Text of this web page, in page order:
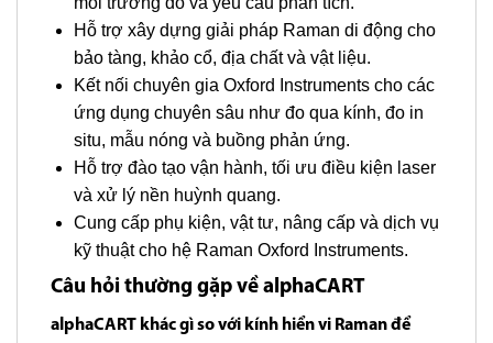
Hỗ trợ xây dựng giải pháp Raman di động cho
bảo tàng, khảo cổ, địa chất và vật liệu.
Kết nối chuyên gia Oxford Instruments cho các
ứng dụng chuyên sâu như đo qua kính, đo in
situ, mẫu nóng và buồng phản ứng.
Hỗ trợ đào tạo vận hành, tối ưu điều kiện laser
và xử lý nền huỳnh quang.
Cung cấp phụ kiện, vật tư, nâng cấp và dịch vụ
kỹ thuật cho hệ Raman Oxford Instruments.
Câu hỏi thường gặp về alphaCART
alphaCART khác gì so với kính hiển vi Raman để